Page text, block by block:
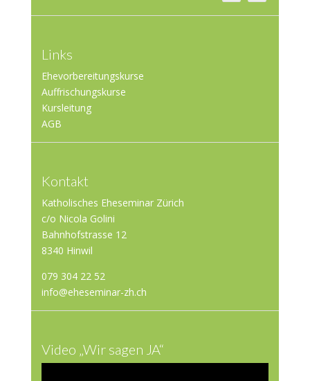
Links
Ehevorbereitungskurse
Auffrischungskurse
Kursleitung
AGB
Kontakt
Katholisches Eheseminar Zürich
c/o Nicola Golini
Bahnhofstrasse 12
8340 Hinwil
079 304 22 52
info@eheseminar-zh.ch
Video „Wir sagen JA“